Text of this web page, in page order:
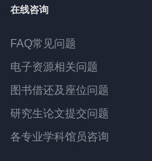
在线咨询
FAQ常见问题
电子资源相关问题
图书借还及座位问题
研究生论文提交问题
各专业学科馆员咨询